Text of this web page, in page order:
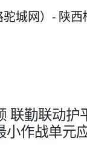
联勤联动
小作战单元